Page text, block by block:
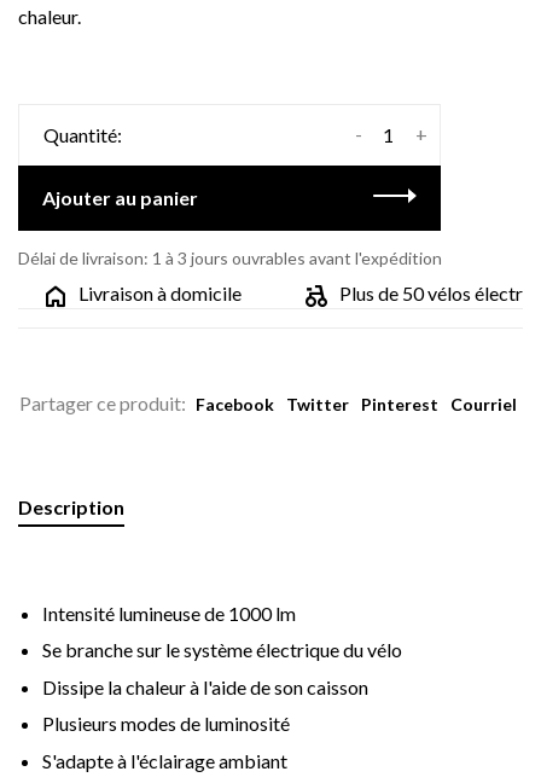
chaleur.
Quantité: +
-
Ajouter au panier
Délai de livraison: 1 à 3 jours ouvrables avant l'expédition
Livraison à domicile Plus de 50 vélos
Partager ce produit: Facebook Twitter Pinterest Courriel
Description
Intensité lumineuse de 1000 lm
Se branche sur le système électrique du vélo
Dissipe la chaleur à l'aide de son caisson
Plusieurs modes de luminosité
S'adapte à l'éclairage ambiant